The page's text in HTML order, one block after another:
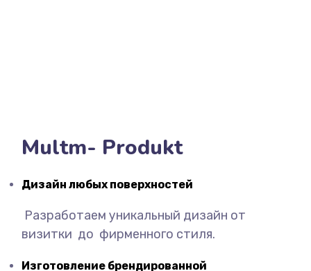
Multm- Produkt
Дизайн любых поверхностей
Разработаем уникальный дизайн от
визитки до фирменного стиля.
Изготовление брендированной